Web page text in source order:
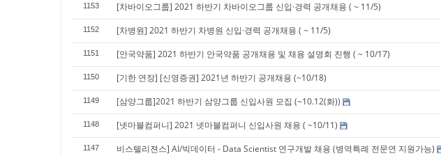
1153 [차바이오그룹] 2021 하반기 차바이오그룹 신입·경력 공개채용 ( ~ 11/5)
1152 [차병원] 2021 하반기 차병원 신입·경력 공개채용 ( ~ 11/5)
1151 [안국약품] 2021 하반기 안국약품 공개채용 및 채용 설명회 진행 ( ~ 10/17)
1150 [기한 연장] [신영증권] 2021년 하반기 공개채용 (~10/18)
1149 [삼양그룹]2021 하반기 삼양그룹 신입사원 모집 (~10.12(화))
1148 [넷마블컴퍼니] 2021 넷마블컴퍼니 신입사원 채용 ( ~10/11)
1147 비스텔리젼스] AI/빅데이터 - Data Scientist 연구개발 채용 (병역특례 전문연 지원가능)